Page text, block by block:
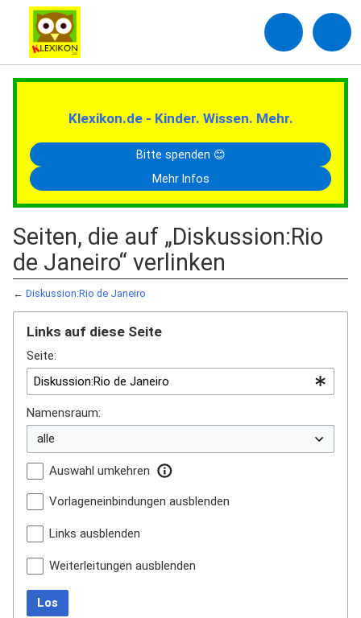
Klexikon.de - Kinder. Wissen. Mehr.
Bitte spenden 😊
Mehr Infos
Seiten, die auf „Diskussion:Rio
de Janeiro“ verlinken
← Diskussion:Rio de Janeiro
Links auf diese Seite
Seite:
Namensraum:
Auswahl umkehren
Vorlageneinbindungen ausblenden
Links ausblenden
Weiterleitungen ausblenden
Los